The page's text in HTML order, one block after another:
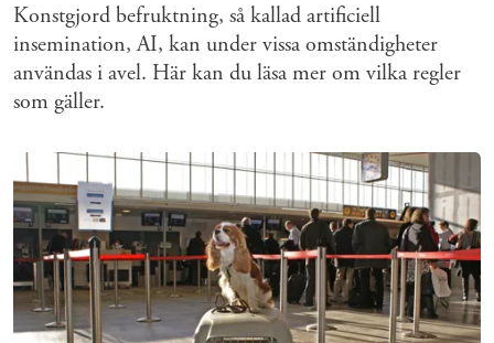
Konstgjord befruktning, så kallad artificiell
insemination, AI, kan under vissa omständigheter
användas i avel. Här kan du läsa mer om vilka regler
som gäller.